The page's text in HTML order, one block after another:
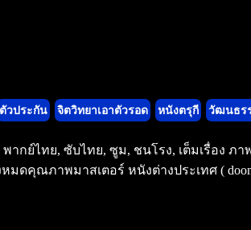
ตัวประกัน จิตวิทยาเอาตัวรอด หนังตรุกี วัฒนธร
กย์ไทย, ซับไทย, ซูม, ชนโรง, เต็มเรื่อง ภ
ภาพมาสเตอร์ หนังต่างประเทศ (